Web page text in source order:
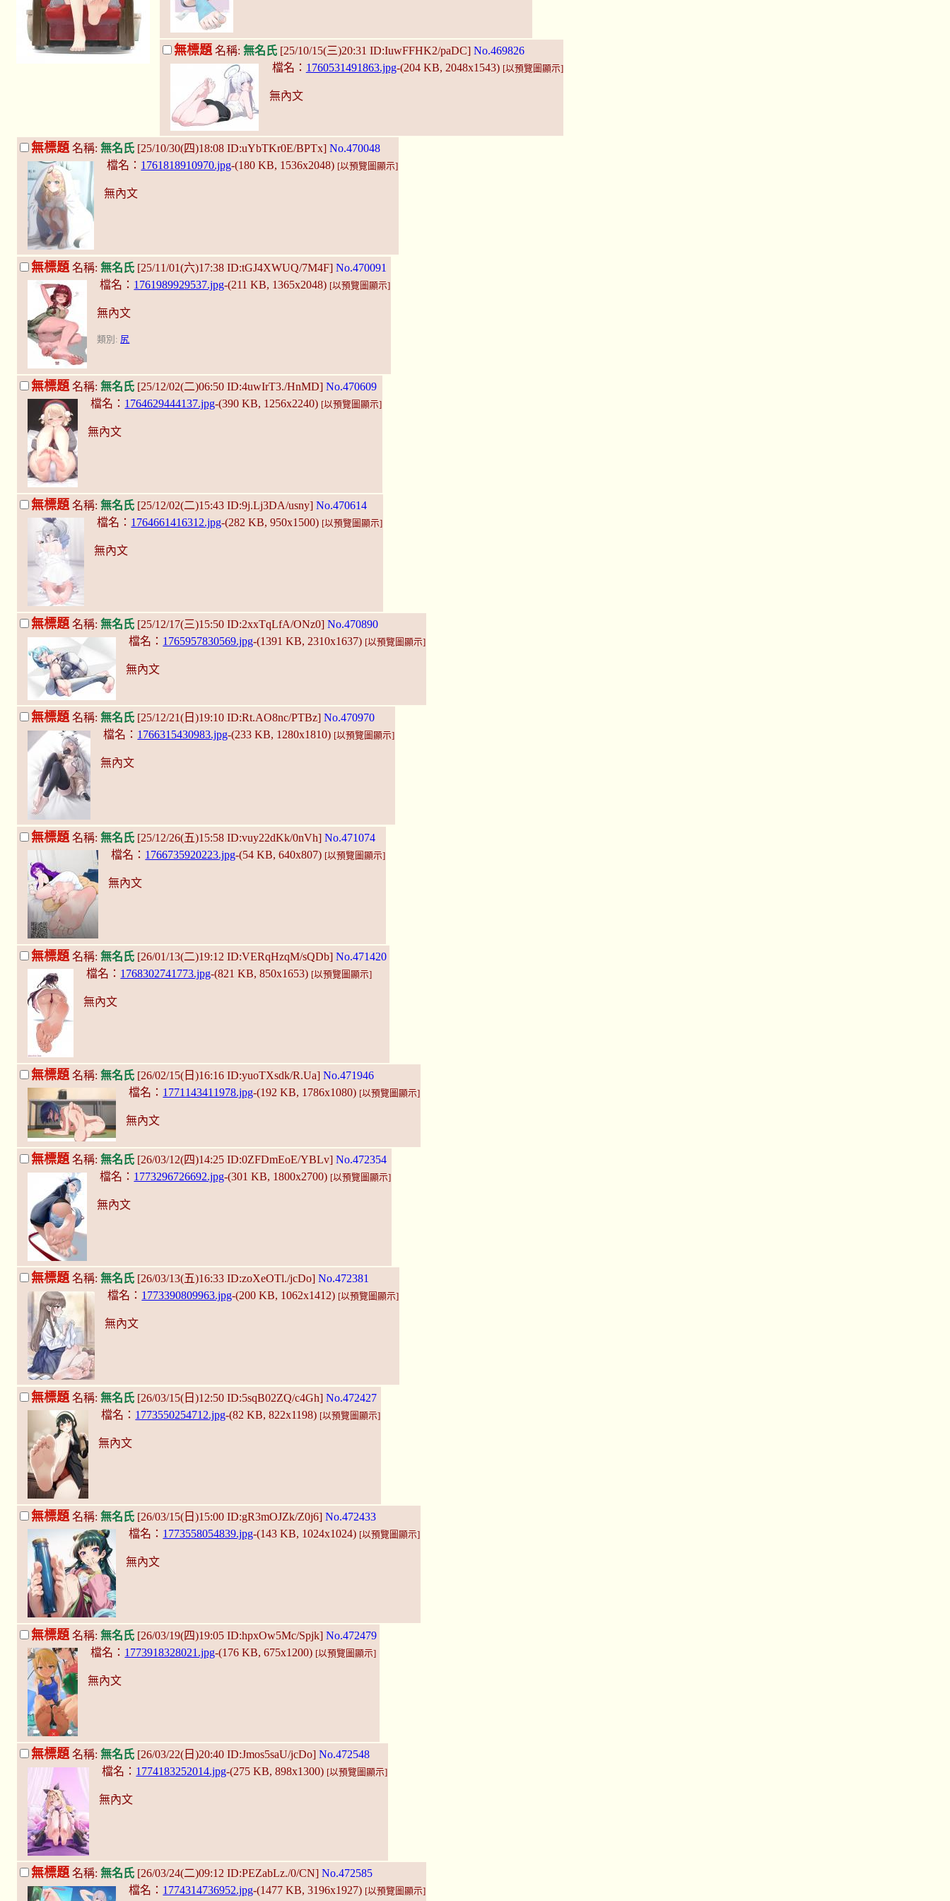
無標題 名稱:無名氏 [25/10/15(三)20:31 ID:IuwFFHK2/paDC]No.469826
檔名： 1760531491863.jpg-(204 KB, 2048x1543) [以預覽圖顯示]
無內文
無標題名稱: 無名氏 [25/10/30(四)18:08 ID:uYbTKr0E/BPTx] No.470048
檔名： 1761818910970.jpg-(180 KB, 1536x2048) [以預覽圖顯示]
無內文
無標題 名稱: 無名氏 [25/11/01(六)17:38 ID:tGJ4XWUQ/7M4F] No.470091
檔名： 1761989929537.jpg-(211 KB, 1365x2048) [以預覽圖顯示]
無內文
類別: 尻
無標題 名稱: 無名氏 [25/12/02(二)06:50 ID:4uwIrT3./HnMD] No.470609
檔名： 1764629444137.jpg-(390 KB, 1256x2240) [以預覽圖顯示]
無內文
無標題 名稱: 無名氏 [25/12/02(二)15:43 ID:9j.Lj3DA/usny] No.470614
檔名： 1764661416312.jpg-(282 KB, 950x1500) [以預覽圖顯示]
無內文
無標題 名稱: 無名氏 [25/12/17(三)15:50 ID:2xxTqLfA/ONz0] No.470890
檔名： 1765957830569.jpg-(1391 KB, 2310x1637) [以預覽圖顯示]
無內文
無標題名稱: 無名氏 [25/12/21(日)19:10 ID:Rt.AO8nc/PTBz] No.470970
檔名： 1766315430983.jpg-(233 KB, 1280x1810) [以預覽圖顯示]
無內文
無標題 名稱: 無名氏 [25/12/26(五)15:58 ID:vuy22dKk/0nVh] No.471074
檔名： 1766735920223.jpg-(54 KB, 640x807) [以預覽圖顯示]
無內文
無標題 名稱: 無名氏 [26/01/13(二)19:12 ID:VERqHzqM/sQDb] No.471420
檔名： 1768302741773.jpg-(821 KB, 850x1653) [以預覽圖顯示]
無內文
無標題 名稱: 無名氏 [26/02/15(日)16:16 ID:yuoTXsdk/R.Ua] No.471946
檔名： 1771143411978.jpg-(192 KB, 1786x1080) [以預覽圖顯示]
無內文
無標題 名稱: 無名氏 [26/03/12(四)14:25 ID:0ZFDmEoE/YBLv] No.472354
檔名： 1773296726692.jpg-(301 KB, 1800x2700) [以預覽圖顯示]
無內文
無標題名稱: 無名氏 [26/03/13(五)16:33 ID:zoXeOTl./jcDo] No.472381
檔名： 1773390809963.jpg-(200 KB, 1062x1412) [以預覽圖顯示]
無內文
無標題 名稱: 無名氏 [26/03/15(日)12:50 ID:5sqB02ZQ/c4Gh] No.472427
檔名： 1773550254712.jpg-(82 KB, 822x1198) [以預覽圖顯示]
無內文
無標題 名稱: 無名氏 [26/03/15(日)15:00 ID:gR3mOJZk/Z0j6] No.472433
檔名： 1773558054839.jpg-(143 KB, 1024x1024) [以預覽圖顯示]
無內文
無標題 名稱: 無名氏 [26/03/19(四)19:05 ID:hpxOw5Mc/Spjk] No.472479
檔名： 1773918328021.jpg-(176 KB, 675x1200) [以預覽圖顯示]
無內文
無標題 名稱: 無名氏 [26/03/22(日)20:40 ID:Jmos5saU/jcDo] No.472548
檔名： 1774183252014.jpg-(275 KB, 898x1300) [以預覽圖顯示]
無內文
無標題名稱: 無名氏 [26/03/24(二)09:12 ID:PEZabLz./0/CN] No.472585
檔名： 1774314736952.jpg-(1477 KB, 3196x1927) [以預覽圖顯示]